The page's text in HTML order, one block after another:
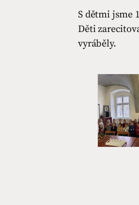
S dětmi jsme
Děti
vyráběly.